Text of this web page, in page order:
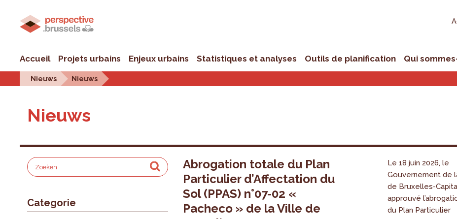
Accueil Projets urbains Enjeux urbains Statistiques et analyses Outils de planification Qui
Nieuws Nieuws
Nieuws
Categorie
Abrogation totale du Plan
Particulier d’Affectation du
Sol (PPAS) n°07-02 «
Pacheco » de la Ville de
Le 18 juin 2026, le
Gouvernement de
de Bruxelles-
approuvé
du Plan Particulier